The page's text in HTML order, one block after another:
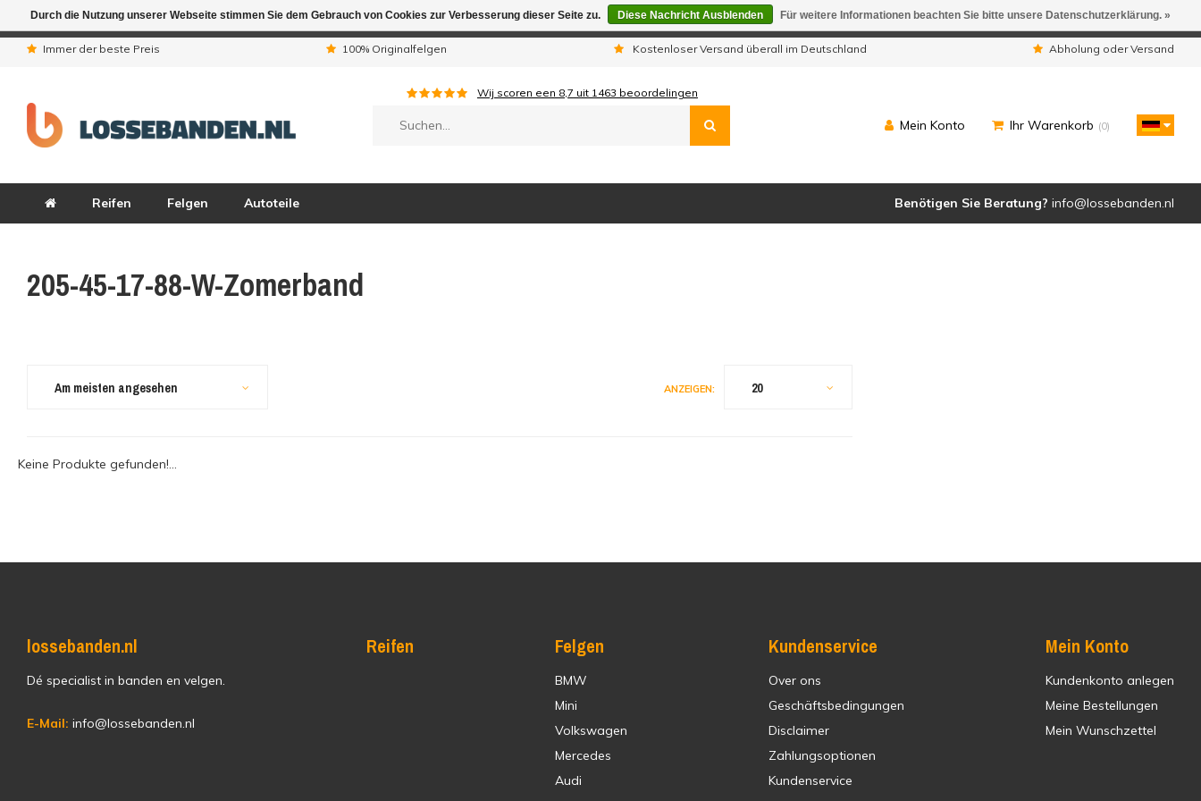
Immer der beste Preis 100% Originalfelgen Kostenloser Versand überall im Deutschland Abholung oder Versand
Wij scoren een 8,7 uit 1463 beoordelingen
Mein Konto Ihr Warenkorb (0)
Reifen Felgen Autoteile Benötigen Sie Beratung? info@lossebanden.nl
205-45-17-88-W-Zomerband
Am meisten angesehen ANZEIGEN: 20
Keine Produkte gefunden!...
lossebanden.nl
Dé specialist in banden en velgen.
E-Mail: info@lossebanden.nl
Reifen Felgen
BMW
Mini
Volkswagen
Mercedes
Audi
Kundenservice
Over ons
Geschäftsbedingungen
Disclaimer
Zahlungsoptionen
Kundenservice
Mein Konto
Kundenkonto anlegen
Meine Bestellungen
Mein Wunschzettel
Durch die Nutzung unserer Webseite stimmen Sie dem Gebrauch von Cookies zur Verbesserung dieser Seite zu. Diese Nachricht Ausblenden Für weitere Informationen beachten Sie bitte unsere Datenschutzerklärung. »
Aufgrund der Ferientagen sind wir telefonisch nicht erreichbar. Aufgegebene Bestellungen werden geliefert.